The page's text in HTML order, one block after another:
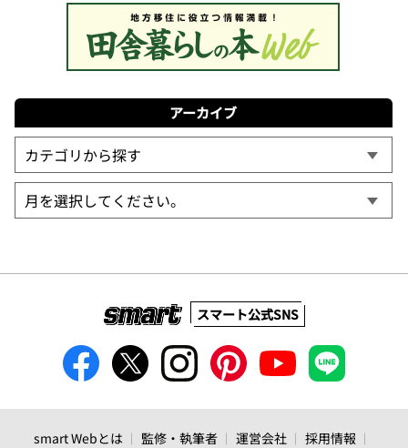
アーカイブ
スマート公式SNS
smart Webとは 監修・執筆者 運営会社 採用情報